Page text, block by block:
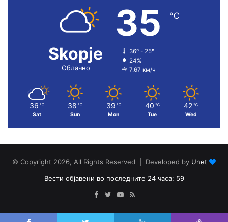
Skopje
Облачно
35 ℃
36º - 25º
24%
7.67 км/ч
36 ℃
Sat
38 ℃
Sun
39 ℃
Mon
40 ℃
Tue
42 ℃
Wed
© Copyright 2026, All Rights Reserved | Developed by Unet
Вести објавени во последните 24 часа: 59
Facebook
TwitterYouTube
RSS